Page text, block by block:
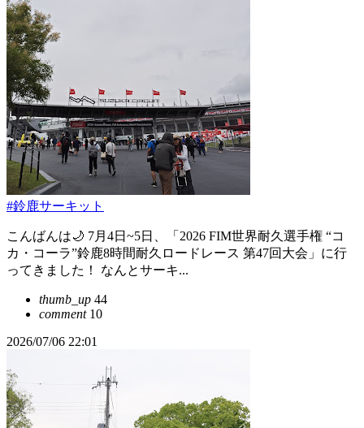
#鈴鹿サーキット
こんばんは🌙 7月4日~5日、「2026 FIM世界耐久選手権 “コ
カ・コーラ”鈴鹿8時間耐久ロードレース 第47回大会」に行
ってきました！ なんとサーキ...
thumb_up 44
comment10
2026/07/06 22:01